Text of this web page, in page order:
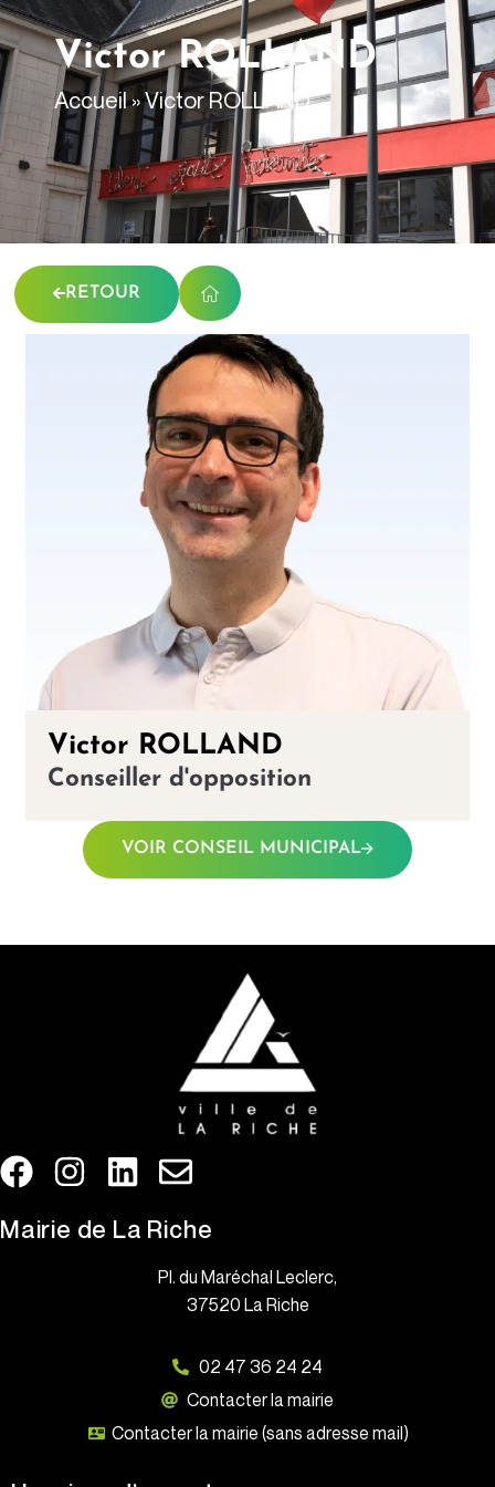
principal
Victor ROLLAND
Accueil»Victor ROLLAND
RETOUR
Victor ROLLAND
Conseiller d'opposition
VOIR CONSEIL MUNICIPAL
Mairie de La Riche
Pl. du Maréchal Leclerc,
37520 La Riche
02 47 36 24 24
Contacter la mairie
Contacter la mairie (sans adresse mail)